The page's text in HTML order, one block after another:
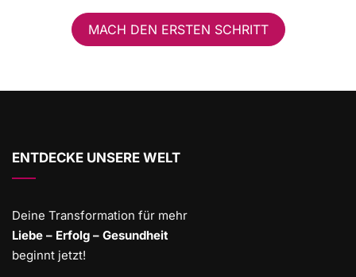
MACH DEN ERSTEN SCHRITT
ENTDECKE UNSERE WELT
Deine Transformation für mehr
Liebe – Erfolg – Gesundheit
beginnt jetzt!